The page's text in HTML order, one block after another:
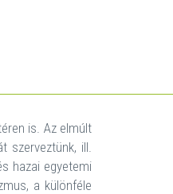
is. Az elmúlt
szerveztünk, ill.
hazai egyetemi
a különféle